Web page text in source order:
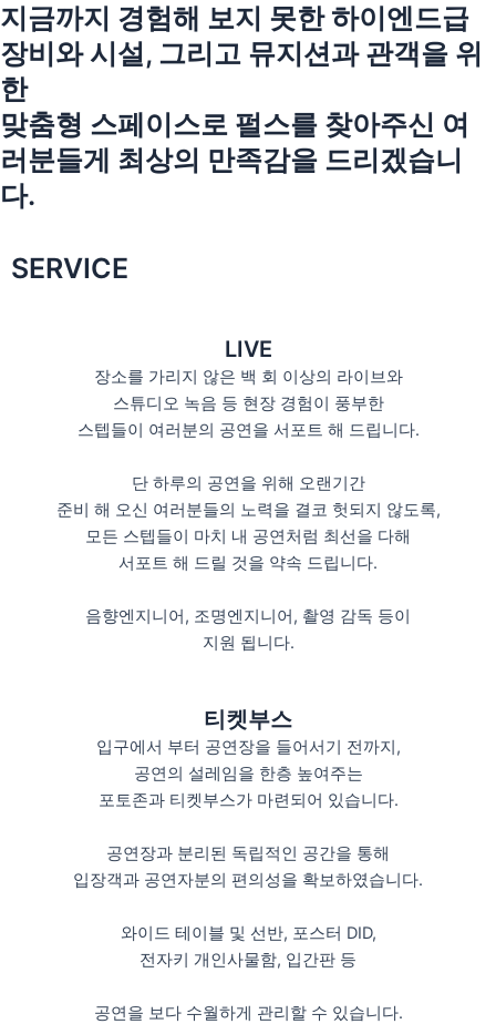
지금까지 경험해 보지 못한 하이엔드급
장비와 시설, 그리고 뮤지션과 관객을 위
한
맞춤형 스페이스로 펄스를 찾아주신 여
러분들게 최상의 만족감을 드리겠습니
다.
SERVICE
LIVE
장소를 가리지 않은 백 회 이상의 라이브와
스튜디오 녹음 등 현장 경험이 풍부한
스텝들이 여러분의 공연을 서포트 해 드립니다.
단 하루의 공연을 위해 오랜기간
준비 해 오신 여러분들의 노력을 결코 헛되지 않도록,
모든 스텝들이 마치 내 공연처럼 최선을 다해
서포트 해 드릴 것을 약속 드립니다.
음향엔지니어, 조명엔지니어, 촬영 감독 등이
지원 됩니다.
티켓부스
입구에서 부터 공연장을 들어서기 전까지,
공연의 설레임을 한층 높여주는
포토존과 티켓부스가 마련되어 있습니다.
공연장과 분리된 독립적인 공간을 통해
입장객과 공연자분의 편의성을 확보하였습니다.
와이드 테이블 및 선반, 포스터 DID,
전자키 개인사물함, 입간판 등
공연을 보다 수월하게 관리할 수 있습니다.